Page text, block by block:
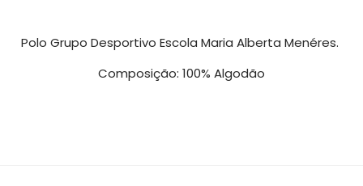
Polo Grupo Desportivo Escola Maria Alberta Menéres.
Composição: 100% Algodão